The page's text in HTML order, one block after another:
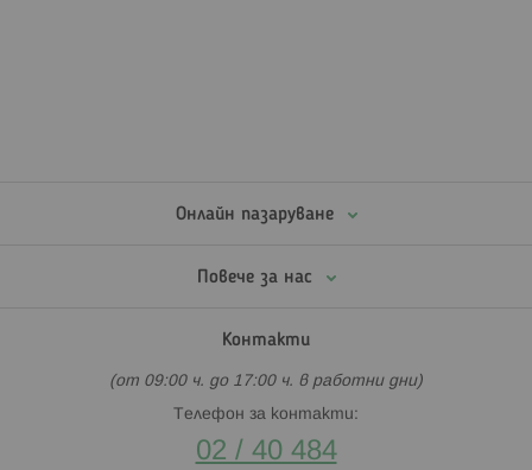
Онлайн пазаруване
Повече за нас
Контакти
(от 09:00 ч. до 17:00 ч. в работни дни)
Телефон за контакти:
02 / 40 484